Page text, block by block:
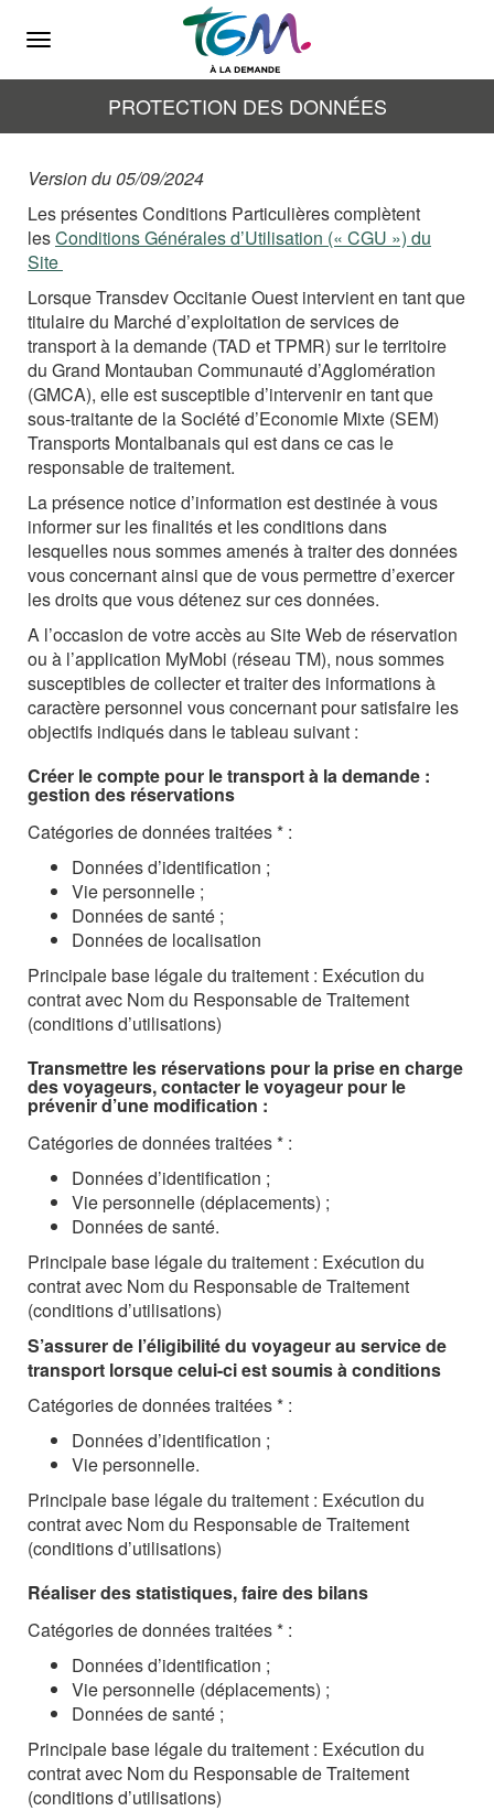
Menu
PROTECTION DES DONNÉES
Version du 05/09/2024
Les présentes Conditions Particulières complètent
lesConditions Générales d’Utilisation (« CGU ») du
Site
Lorsque Transdev Occitanie Ouest intervient en tant que
titulaire du Marché d’exploitation de services de
transport à la demande (TAD et TPMR) sur le territoire
du Grand Montauban Communauté d’Agglomération
(GMCA), elle est susceptible d’intervenir en tant que
sous-traitante de la Société d’Economie Mixte (SEM)
Transports Montalbanais qui est dans ce cas le
responsable de traitement.
La présence notice d’information est destinée à vous
informer sur les finalités et les conditions dans
lesquelles nous sommes amenés à traiter des données
vous concernant ainsi que de vous permettre d’exercer
les droits que vous détenez sur ces données.
A l’occasion de votre accès au Site Web de réservation
ou à l’application MyMobi (réseau TM), nous sommes
susceptibles de collecter et traiter des informations à
caractère personnel vous concernant pour satisfaire les
objectifs indiqués dans le tableau suivant :
Créer le compte pour le transport à la demande :
gestion des réservations
Catégories de données traitées * :
Données d’identification ;
Vie personnelle ;
Données de santé ;
Données de localisation
Principale base légale du traitement : Exécution du
contrat avec Nom du Responsable de Traitement
(conditions d’utilisations)
Transmettre les réservations pour la prise en charge
des voyageurs, contacter le voyageur pour le
prévenir d’une modification :
Catégories de données traitées * :
Données d’identification ;
Vie personnelle (déplacements) ;
Données de santé.
Principale base légale du traitement : Exécution du
contrat avec Nom du Responsable de Traitement
(conditions d’utilisations)
S’assurer de l’éligibilité du voyageur au service de
transport lorsque celui-ci est soumis à conditions
Catégories de données traitées * :
Données d’identification ;
Vie personnelle.
Principale base légale du traitement : Exécution du
contrat avec Nom du Responsable de Traitement
(conditions d’utilisations)
Réaliser des statistiques, faire des bilans
Catégories de données traitées * :
Données d’identification ;
Vie personnelle (déplacements) ;
Données de santé ;
Principale base légale du traitement : Exécution du
contrat avec Nom du Responsable de Traitement
(conditions d’utilisations)